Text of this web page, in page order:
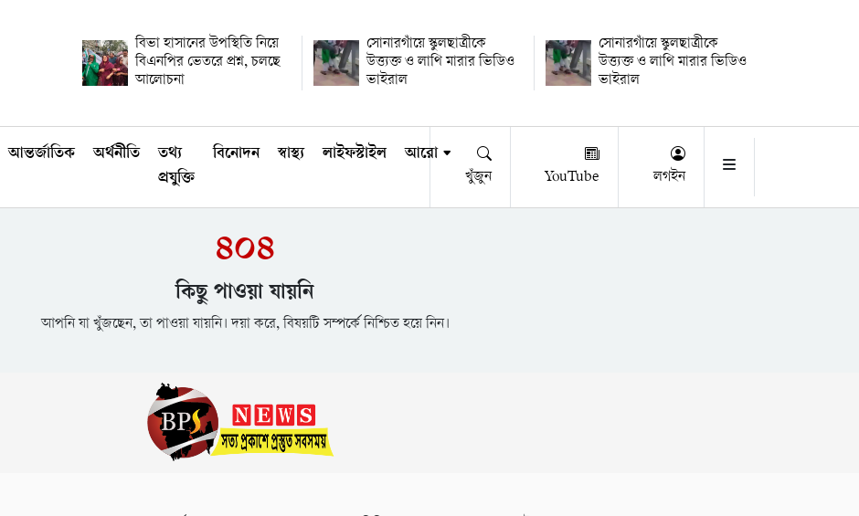
বিভা হাসানের উপস্থিতি নিয়ে
বিএনপির ভেতরে প্রশ্ন, চলছে
আলোচনা
সোনারগাঁয়ে স্কুলছাত্রীকে
উত্ত্যক্ত ও লাথি মারার ভিডিও
ভাইরাল
সোনারগাঁয়ে স্কুলছাত্রীকে
উত্ত্যক্ত ও লাথি মারার ভিডিও
ভাইরাল
আন্তর্জাতিক অর্থনীতি
তথ্য
প্রযুক্তি
বিনোদন স্বাস্থ্য লাইফস্টাইল আরো
খুঁজুন YouTube লগইন
৪০৪
কিছু পাওয়া যায়নি
আপনি যা খুঁজছেন, তা পাওয়া যায়নি। দয়া করে, বিষয়টি সম্পর্কে নিশ্চিত হয়ে নিন।